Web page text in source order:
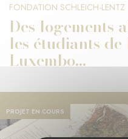
FONDATION SCHLEICH-LENTZ
Des logements
les étudiants
Luxembo...
PROJET EN COURS